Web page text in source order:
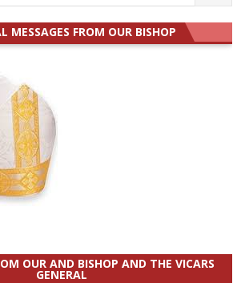
MESSAGES FROM OUR BISHOP
OUR AND BISHOP AND THE VICARS
GENERAL